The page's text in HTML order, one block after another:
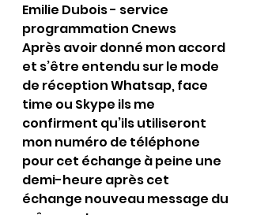
Emilie Dubois - service
programmation Cnews
Après avoir donné mon accord
et s’être entendu sur le mode
de réception Whatsap, face
time ou Skype ils me
confirment qu’ils utiliseront
mon numéro de téléphone
pour cet échange à peine une
demi-heure après cet
échange nouveau message du